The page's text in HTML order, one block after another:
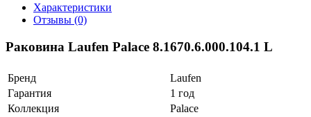
Характеристики
Отзывы (0)
Раковина Laufen Palace 8.1670.6.000.104.1 L
Бренд
Laufen
Гарантия
1 год
Коллекция
Palace